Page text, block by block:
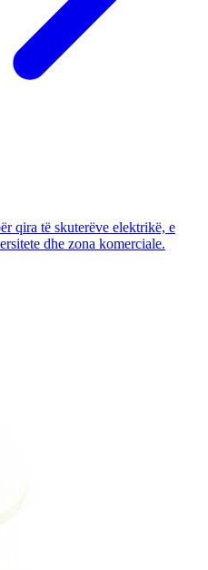
qira të skuterëve elektrikë, e
dhe zona komerciale.